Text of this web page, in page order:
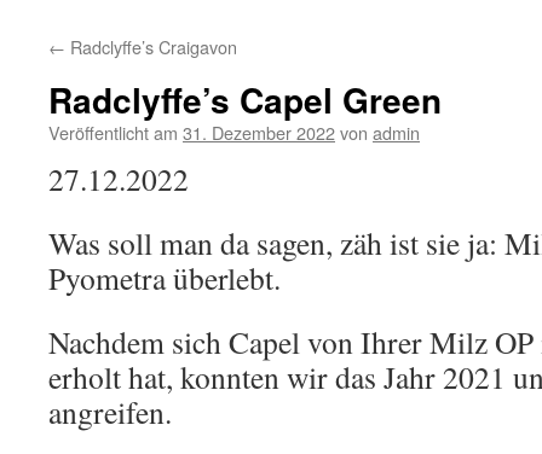
← Radclyffe’s Craigavon
Radclyffe’s Capel Green
Veröffentlicht am 31. Dezember 2022von admin
27.12.2022
Was soll man da sagen, zäh ist sie ja:
Pyometra überlebt.
Nachdem sich Capel von Ihrer Milz
erholt hat, konnten wir das Jahr 2021
angreifen.